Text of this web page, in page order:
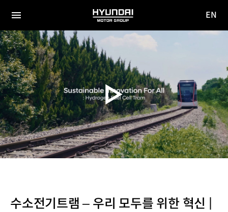
전체
메뉴
HYUNDAI
MOTOR
GROUP
사이
EN
수소전기트램 – 우리 모두를 위한 혁신 |